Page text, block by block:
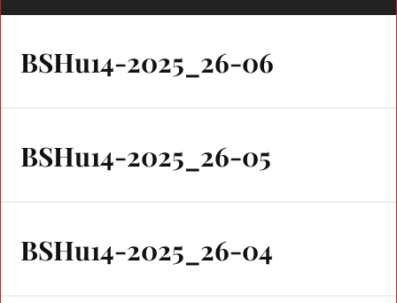
BSHu14-2025_26-06
BSHu14-2025_26-05
BSHu14-2025_26-04